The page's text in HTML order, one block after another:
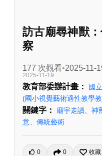
訪古廟尋神獸
察
177 次觀看 2025-11-
2025-11-19
教育部委辦計畫：
國
(國小視覺藝術適性教學
關鍵字： 廟宇走讀 神
意
傳統藝術
0 0 收藏